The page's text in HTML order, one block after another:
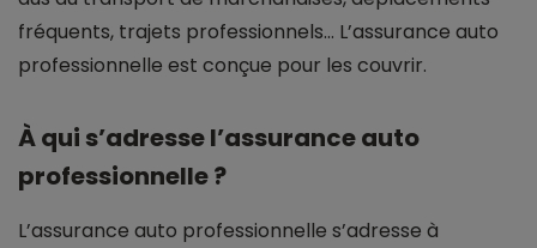
fréquents, trajets professionnels… L’assurance auto
professionnelle est conçue pour les couvrir.
À qui s’adresse l’assurance auto
professionnelle ?
L’assurance auto professionnelle s’adresse à